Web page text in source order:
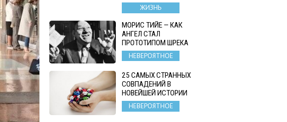
ЖИЗНЬ
МОРИС ТИЙЕ — КАК
АНГЕЛ СТАЛ
ПРОТОТИПОМ ШРЕКА
НЕВЕРОЯТНОЕ
25 САМЫХ СТРАННЫХ
СОВПАДЕНИЙ В
НОВЕЙШЕЙ ИСТОРИИ
НЕВЕРОЯТНОЕ